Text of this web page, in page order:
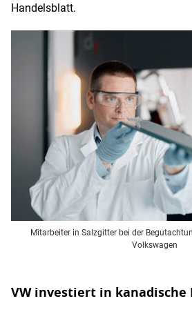
Handelsblatt.
Mitarbeiter in Salzgitter bei der
Volkswagen
VW investiert in kanadische